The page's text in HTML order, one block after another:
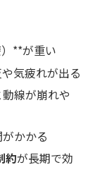
**が重い
気疲れが出る
線が崩れや
かかる
約が長期で効